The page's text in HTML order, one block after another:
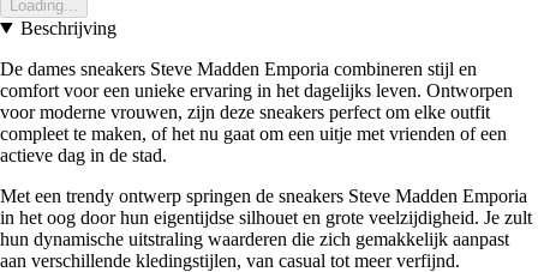
Loading...
Beschrijving
De dames sneakers Steve Madden Emporia combineren stijl en
comfort voor een unieke ervaring in het dagelijks leven. Ontworpen
voor moderne vrouwen, zijn deze sneakers perfect om elke outfit
compleet te maken, of het nu gaat om een uitje met vrienden of een
actieve dag in de stad.
Met een trendy ontwerp springen de sneakers Steve Madden Emporia
in het oog door hun eigentijdse silhouet en grote veelzijdigheid. Je zult
hun dynamische uitstraling waarderen die zich gemakkelijk aanpast
aan verschillende kledingstijlen, van casual tot meer verfijnd.